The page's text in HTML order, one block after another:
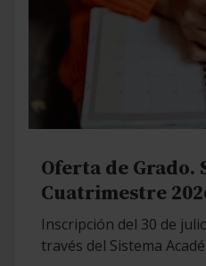
Oferta de Grado.
Cuatrimestre
Inscripción del 30 de
través del Sistema